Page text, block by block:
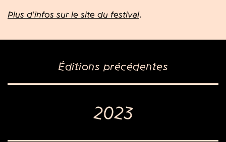
Plus d'infos sur le site du festival.
Éditions précédentes
2023